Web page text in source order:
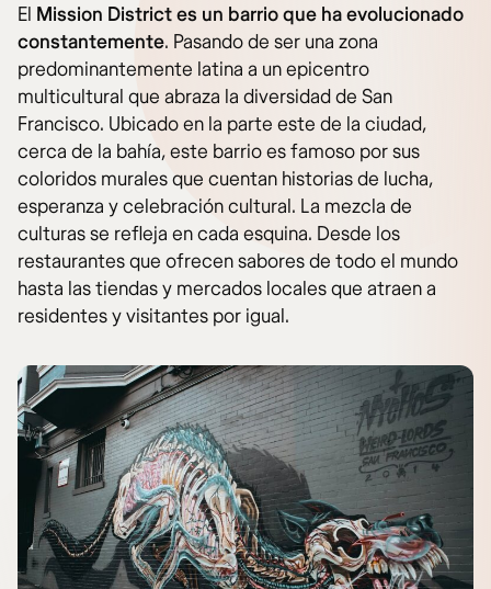
El Mission District es un barrio que ha evolucionado
constantemente. Pasando de ser una zona
predominantemente latina a un epicentro
multicultural que abraza la diversidad de San
Francisco. Ubicado en la parte este de la ciudad,
cerca de la bahía, este barrio es famoso por sus
coloridos murales que cuentan historias de lucha,
esperanza y celebración cultural. La mezcla de
culturas se refleja en cada esquina. Desde los
restaurantes que ofrecen sabores de todo el mundo
hasta las tiendas y mercados locales que atraen a
residentes y visitantes por igual.